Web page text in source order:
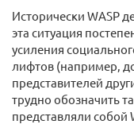
Исторически WASP
эта ситуация
усиления
лифтов (например,
представителей
трудно обозначить
представляли собой